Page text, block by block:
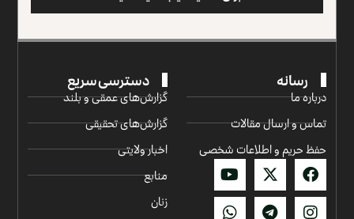
رسانه
درباره ما
تماس و ارسال مقالات
حفظ حریم و اطلاعات شخصی
دسترسی سریع
گزارش‌‌های عمقی و بلند
گزارش‌های تحقیقی
اخبار ولایتی
منابع
زنان